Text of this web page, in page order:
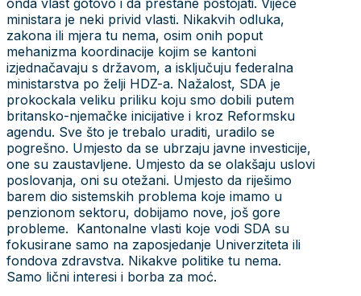
ministara je neki privid vlasti. Nikakvih odluka,
zakona ili mjera tu nema, osim onih poput
mehanizma koordinacije kojim se kantoni
izjednačavaju s državom, a isključuju federalna
ministarstva po želji HDZ-a. Nažalost, SDA je
prokockala veliku priliku koju smo dobili putem
britansko-njemačke inicijative i kroz Reformsku
agendu. Sve što je trebalo uraditi, uradilo se
pogrešno. Umjesto da se ubrzaju javne investicije,
one su zaustavljene. Umjesto da se olakšaju uslovi
poslovanja, oni su otežani. Umjesto da riješimo
barem dio sistemskih problema koje imamo u
penzionom sektoru, dobijamo nove, još gore
probleme. Kantonalne vlasti koje vodi SDA su
fokusirane samo na zaposjedanje Univerziteta ili
fondova zdravstva. Nikakve politike tu nema.
Samo lični interesi i borba za moć.